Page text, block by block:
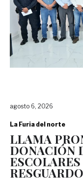
agosto 6, 2026
La Furia del norte
LLAMA
DONACIÓN